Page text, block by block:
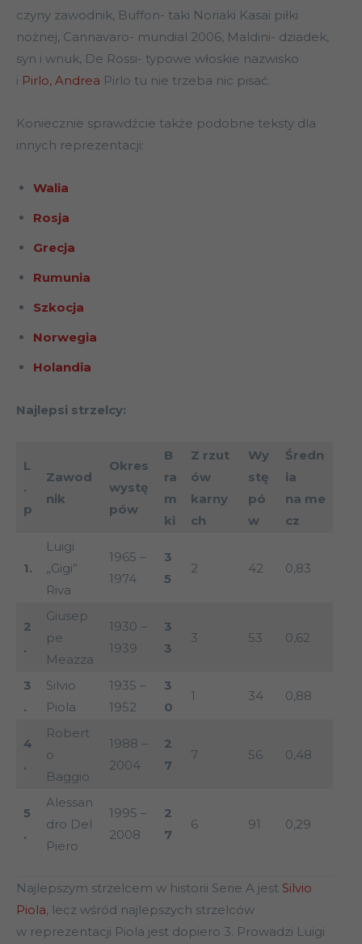
czyny zawodnik, Buffon- taki Noriaki Kasai piłki
nożnej, Cannavaro- mundial 2006, Maldini- dziadek,
syn i wnuk, De Rossi- typowe włoskie nazwisko
i Pirlo, Andrea Pirlo tu nie trzeba nic pisać.
Koniecznie sprawdźcie także podobne teksty dla
innych reprezentacji:
Walia
Rosja
Grecja
Rumunia
Szkocja
Norwegia
Holandia
Najlepsi strzelcy:
L
.
p
Zawod
nik
Okres
wystę
pów
B
ra
m
ki
Z rzut
ów
karny
ch
Wy
stę
pó
w
Średn
ia
na me
cz
1.
Luigi
„Gigi”
Riva
1965 –
1974
3
5
2 42 0,83
2
.
Giusep
pe
Meazza
1930 –
1939
3
3
3 53 0,62
3
.
Silvio
Piola
1935 –
1952
3
0
1 34 0,88
4
.
Robert
o
Baggio
1988 –
2004
2
7
7 56 0,48
5
.
Alessan
dro Del
Piero
1995 –
2008
2
7
6 91 0,29
Najlepszym strzelcem w historii Serie A jest Silvio
Piola, lecz wśród najlepszych strzelców
w reprezentacji Piola jest dopiero 3. Prowadzi Luigi